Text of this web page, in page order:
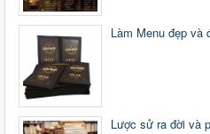
Làm Menu đẹp và
Lược sử ra đời và